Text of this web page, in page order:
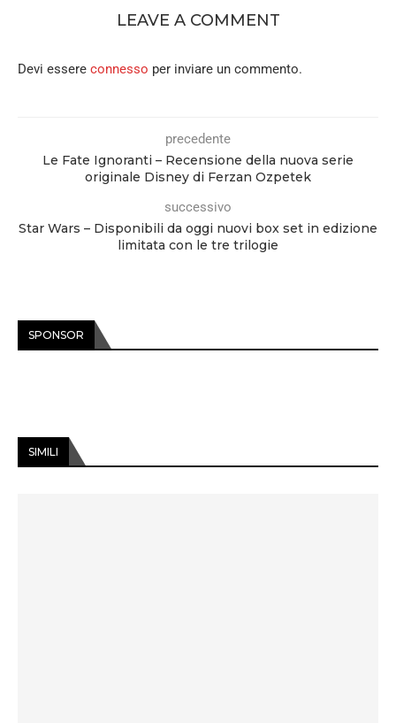
LEAVE A COMMENT
Devi essere connesso per inviare un commento.
precedente
Le Fate Ignoranti – Recensione della nuova serie
originale Disney di Ferzan Ozpetek
successivo
Star Wars – Disponibili da oggi nuovi box set in edizione
limitata con le tre trilogie
SPONSOR
SIMILI